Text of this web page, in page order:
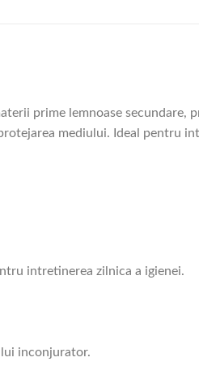
prime lemnoase secundare,
mediului. Ideal pentru
intretinerea zilnica a igienei.
inconjurator.